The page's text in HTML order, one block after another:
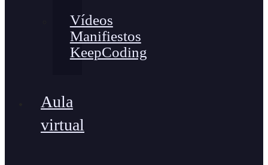
Vídeos
Manifiestos
KeepCoding
Aula
virtual